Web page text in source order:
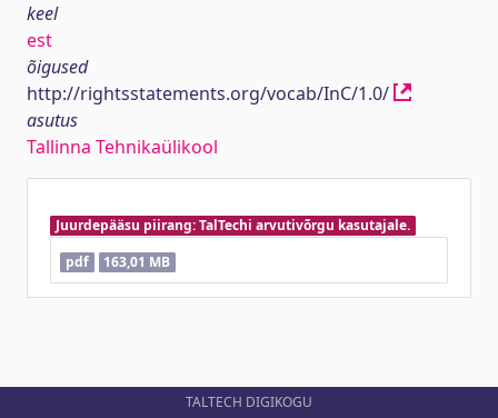
keel
est
õigused
http://rightsstatements.org/vocab/InC/1.0/
asutus
Tallinna Tehnikaülikool
Juurdepääsu piirang: TalTechi arvutivõrgu kasutajale.
pdf
163,01 MB
TALTECH DIGIKOGU